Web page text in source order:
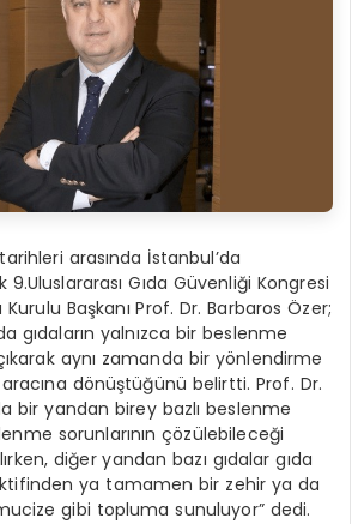
arasında İstanbul’da
Gıda Güvenliği Kongresi
Kurulu Başkanı Prof.Dr.Barbaros Özer;
gıdaların yalnızca bir beslenme
aynı zamanda bir yönlendirme
dönüştüğünü belirtti. Prof. Dr.
bir yandan birey bazlı beslenme
sorunlarının çözülebileceği
diğer yandan bazı gıdalar gıda
ya tamamen bir zehir ya da
gibi topluma sunuluyor” dedi.